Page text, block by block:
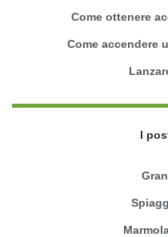
Come ottenere
Come accendere
I